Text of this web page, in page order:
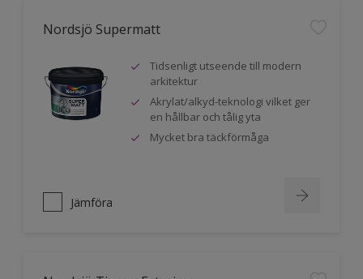
Nordsjö Supermatt
Tidsenligt utseende till modern
arkitektur
Akrylat/alkyd-teknologi vilket ger
en hållbar och tålig yta
Mycket bra täckförmåga
Jämföra